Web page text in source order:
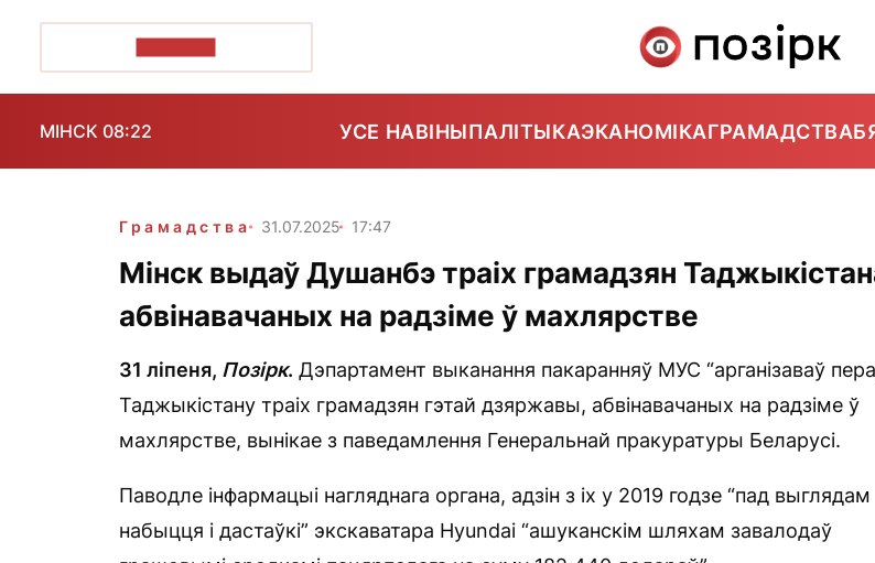
МІНСК 08:22 УСЕ НАВІНЫПАЛІТЫКАЭКАНОМІКАГРАМАДСТВА
Грамадства 31.07.2025 17:47
Мінск выдаў Душанбэ траіх грамадзян
абвінавачаных на радзіме ў махлярстве
31 ліпеня, Позірк. Дэпартамент выканання пакаранняў МУС “арганізаваў
Таджыкістану траіх грамадзян гэтай дзяржавы, абвінавачаных на радзіме ў
махлярстве, вынікае з паведамлення Генеральнай пракуратуры Беларусі.
Паводле інфармацыі нагляднага органа, адзін з іх у 2019 годзе “пад выглядам
набыцця і дастаўкі” экскаватара Hyundai “ашуканскім шляхам завалодаў